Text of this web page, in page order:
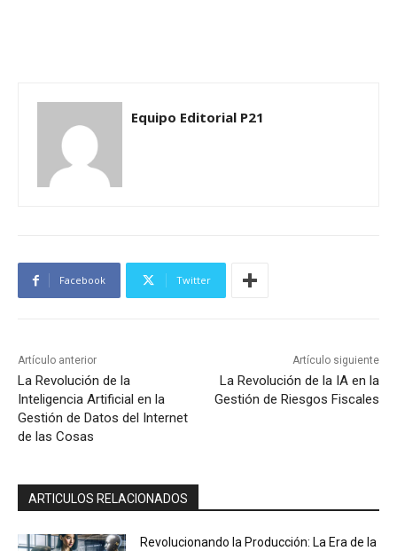
Equipo Editorial P21
Facebook Twitter
Artículo anterior
La Revolución de la
Inteligencia Artificial en la
Gestión de Datos del Internet
de las Cosas
Artículo siguiente
La Revolución de la IA en la
Gestión de Riesgos Fiscales
ARTICULOS RELACIONADOS
Revolucionando la Producción: La Era de la